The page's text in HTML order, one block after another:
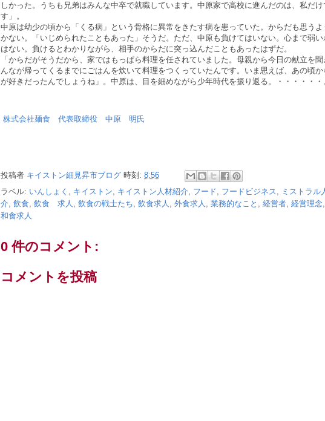
しかった。うちも兄弟はみんな中卒で就職しています。中原家で高校に進んだのは、私だけ
す」。
中原は幼少の頃から「くる病」という骨格に異常をきたす病を患っていた。からだも思うよ
かない。「いじめられたこともあった」そうだ。ただ、中原も負けてはいない。心まで弱い
はない。負けるとわかりながら、相手のからだに突っ込んだこともあったはずだ。
「からだがそうだから、家ではもっぱら料理を任されていました。母親から今日の献立を
んなが帰ってくるまでにごはんを炊いて料理をつくっていたんです。いま思えば、あの頃か
が好きだったんでしょうね」。中原は、目を細めながら少年時代を振り返る。・・・・・・
株式会社麺食 代表取締役 中原 明氏
投稿者 キイストン細見昇市ブログ 時刻: 8:56
ラベル: いんしょく , キイストン, キイストン人材紹介, フード, フードビジネス, ミストラル
介, 飲食, 飲食 求人 , 飲食の戦士たち, 飲食求人 , 外食求人 , 業務的なこと , 経営者, 経営理念,
和食求人
0 件のコメント:
コメントを投稿